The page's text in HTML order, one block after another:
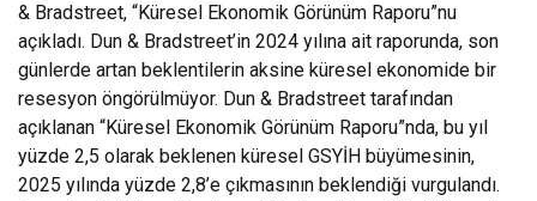
& Bradstreet, “Küresel Ekonomik Görünüm Raporu”nu
açıkladı. Dun & Bradstreet’in 2024 yılına ait raporunda, son
günlerde artan beklentilerin aksine küresel ekonomide bir
resesyon öngörülmüyor. Dun & Bradstreet tarafından
açıklanan “Küresel Ekonomik Görünüm Raporu”nda, bu yıl
yüzde 2,5 olarak beklenen küresel GSYİH büyümesinin,
2025 yılında yüzde 2,8’e çıkmasının beklendiği vurgulandı.